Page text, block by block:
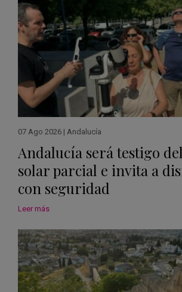
07 Ago 2026 | Andalucía
Andalucía será testigo
solar parcial e invita a
con seguridad
Leer más